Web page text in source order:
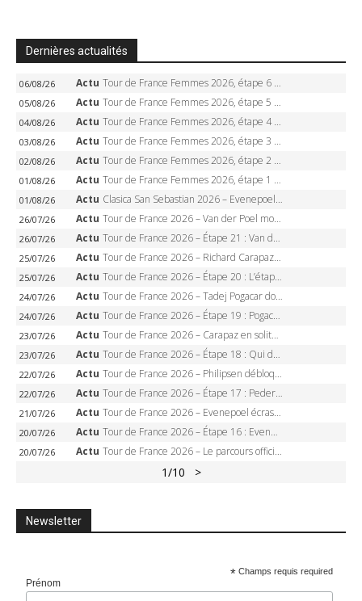
Dernières actualités
06/08/26 Actu Tour de France Femmes 2026, étape 6 – Kim Le Court-Pienaar gagne à Tournon, Reusser en jaune
05/08/26 Actu Tour de France Femmes 2026, étape 5 – Demi Vollering gagne à Belleville, Reusser en jaune, Ferrand-Prévot coule
04/08/26 Actu Tour de France Femmes 2026, étape 4 – Marlen Reusser écrase le chrono, Ferrand-Prévot en crise
03/08/26 Actu Tour de France Femmes 2026, étape 3 – Sigrid Haugset en solitaire, 88 km d’échappée, maillot jaune
02/08/26 Actu Tour de France Femmes 2026, étape 2 – Lorena Wiebes doublé à Genève, Markus héroïque, 7e record
01/08/26 Actu Tour de France Femmes 2026, étape 1 – Lorena Wiebes intouchable à Lausanne, premier maillot jaune
01/08/26 Actu Clasica San Sebastian 2026 – Evenepoel recordman, 4e victoire, Carapaz battu au sprint
26/07/26 Actu Tour de France 2026 – Van der Poel monumental à Paris, Pogacar égale le record des cinq sacres
26/07/26 Actu Tour de France 2026 – Étape 21 : Van der Poel, Pogacar, qui succédera à Wout van Aert sur les Champs-Elysées ?
25/07/26 Actu Tour de France 2026 – Richard Carapaz roi des Alpes, doublé et maillot à pois, Seixas perd le podium
25/07/26 Actu Tour de France 2026 – Étape 20 : L’étape reine, Galibier, Sarenne, Alpe d’Huez, qui succédera à Pogacar ?
24/07/26 Actu Tour de France 2026 – Tadej Pogacar dompte l’Alpe d’Huez, 5e victoire, record de Pantani pulvérisé
24/07/26 Actu Tour de France 2026 – Étape 19 : Pogacar peut-il enfin dompter l’Alpe d’Huez ?
23/07/26 Actu Tour de France 2026 – Carapaz en solitaire à Orcières-Merlette, Paret-Peintre à un point du maillot à pois
23/07/26 Actu Tour de France 2026 – Étape 18 : Qui domptera Orcières-Merlette, première marche vers l’Alpe d’Huez ?
22/07/26 Actu Tour de France 2026 – Philipsen débloque son compteur à Voiron, Pedersen en danger pour le maillot vert
22/07/26 Actu Tour de France 2026 – Étape 17 : Pedersen peut-il verrouiller le maillot vert à Voiron ?
21/07/26 Actu Tour de France 2026 – Evenepoel écrase le chrono d’Évian, Seixas 4e, Lipowitz abandonne
20/07/26 Actu Tour de France 2026 – Étape 16 : Evenepoel, Pogacar, Ganna… qui domptera le chrono d’Évian pour redessiner le podium ?
20/07/26 Actu Tour de France 2026 – Le parcours officiel complet : 21 étapes, profils, carte et dates
1/10 >
Newsletter
* Champs requis required
Prénom